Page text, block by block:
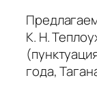
К. Н.
года,